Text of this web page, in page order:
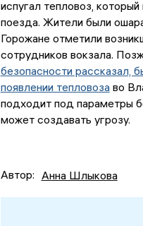
испугал тепловоз,
поезда. Жители были
Горожане отметили
сотрудников вокзала.
безопасности рассказал,
появлении тепловозаво
подходит под параметры
может создавать угрозу.
Автор: Анна Шлыкова